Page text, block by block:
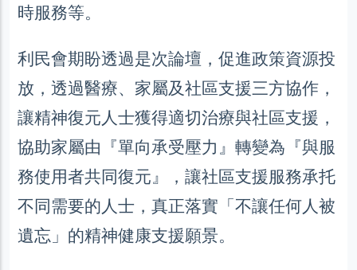
時服務等。
利民會期盼透過是次論壇，促進政策資源投
放，透過醫療、家屬及社區支援三方協作，
讓精神復元人士獲得適切治療與社區支援，
協助家屬由『單向承受壓力』轉變為『與服
務使用者共同復元』，讓社區支援服務承托
不同需要的人士，真正落實「不讓任何人被
遺忘」的精神健康支援願景。